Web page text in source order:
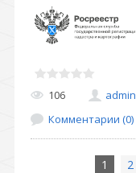
106 admin
Комментарии (0)
1 2